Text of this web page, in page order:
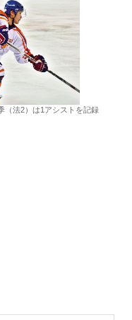
（法2）は1アシストを記録